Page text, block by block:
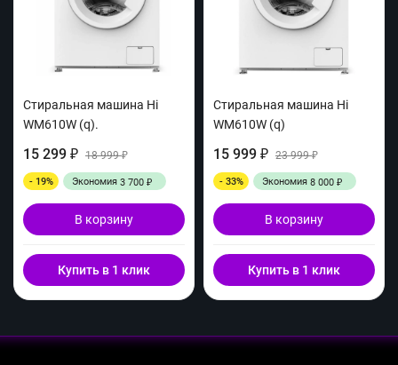
Стиральная машина Hi
WM610W (q).
15 299 ₽ 18 999₽
- 19% Экономия 3 700 ₽
В корзину
Купить в 1 клик
Стиральная машина Hi
WM610W (q)
15 999 ₽ 23 999₽
- 33% Экономия 8 000 ₽
В корзину
Купить в 1 клик